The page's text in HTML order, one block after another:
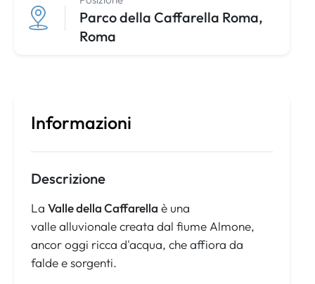
Parco della Caffarella Roma,
Roma
Informazioni
Descrizione
La Valle della Caffarella è una
valle alluvionale creata dal fiume Almone,
ancor oggi ricca d'acqua, che affiora da
falde e sorgenti.